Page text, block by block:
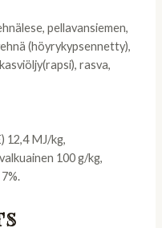
pellavansiemen,
(höyrykypsennetty),
rasva,
12,4 MJ/kg,
100 g/kg,